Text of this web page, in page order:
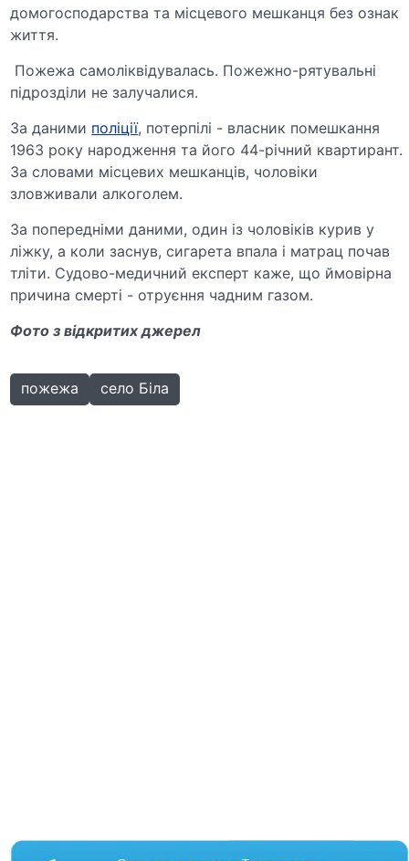
домогосподарства та місцевого мешканця без ознак
життя.
Пожежа самоліквідувалась. Пожежно-рятувальні
підрозділи не залучалися.
За даними поліції, потерпілі - власник помешкання
1963 року народження та його 44-річний квартирант.
За словами місцевих мешканців, чоловіки
зловживали алкоголем.
За попередніми даними, один із чоловіків курив у
ліжку, а коли заснув, сигарета впала і матрац почав
тліти. Судово-медичний експерт каже, що ймовірна
причина смерті - отруєння чадним газом.
Фото з відкритих джерел
пожежа село Біла